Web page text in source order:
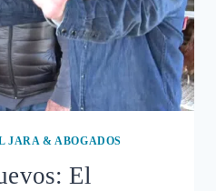
JARA & ABOGADOS
El